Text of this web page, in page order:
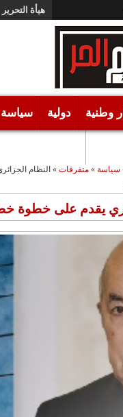
هيأة التحرير
وطنية دولية سياسة
سياسة» متفرقات» النظام
يقدم على خطوة